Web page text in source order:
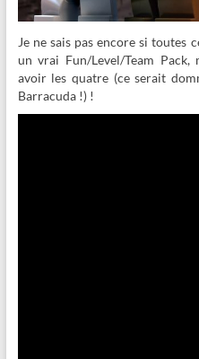
Je ne sais pas encore si
un vrai Fun/Level/Team Pack,
avoir les quatre (ce serait
Barracuda !) !